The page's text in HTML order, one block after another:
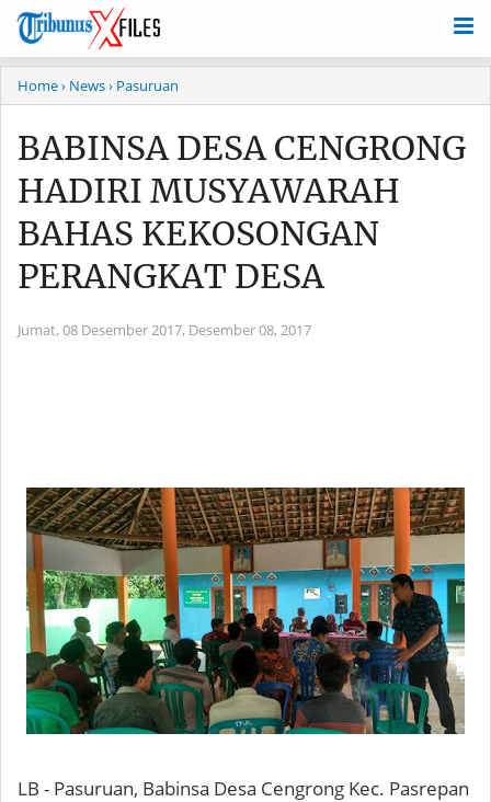
Home› News› Pasuruan
BABINSA DESA CENGRONG
HADIRI MUSYAWARAH
BAHAS KEKOSONGAN
PERANGKAT DESA
Jumat, 08 Desember 2017, Desember 08, 2017
LB - Pasuruan, Babinsa Desa Cengrong Kec. Pasrepan